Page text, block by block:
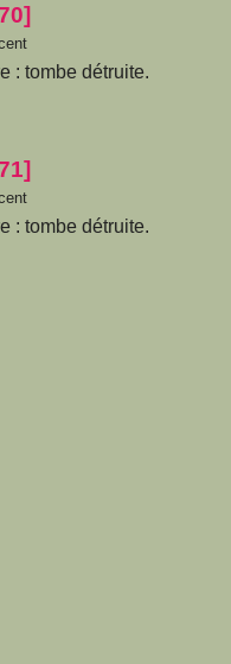
: tombe détruite.
: tombe détruite.